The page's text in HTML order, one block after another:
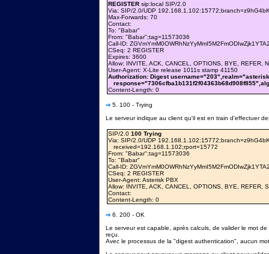
REGISTER sip:local SIP/2.0
Via: SIP/2.0/UDP
Max-Forwards: 70
Contact:
To: "Babar"
From: "Babar";tag=11573036
Call-ID:
CSeq: 2 REGISTER
Expires: 3600
Allow: INVITE, ACK, CANCEL, OPTIONS, BYE, REFER,
User-Agent: X-Lite release 1011s stamp 41150
Authorization: Digest
Content-Length: 0
5. 100 - Trying
Le serveur indique au client qu'il est en train d'effectuer
SIP/2.0 100 Trying
Via: SIP/2.0/UDP
received=192.168.1.102;rport=15772
From: "Babar";tag=11573036
To: "Babar"
Call-ID:
CSeq: 2 REGISTER
User-Agent: Asterisk PBX
Allow: INVITE, ACK, CANCEL, OPTIONS, BYE, REFER,
Contact:
Content-Length: 0
6. 200 - OK
Le serveur est capable, après calculs, de valider le mot
reçu.
Avec le processus de la "digest authentication", aucun